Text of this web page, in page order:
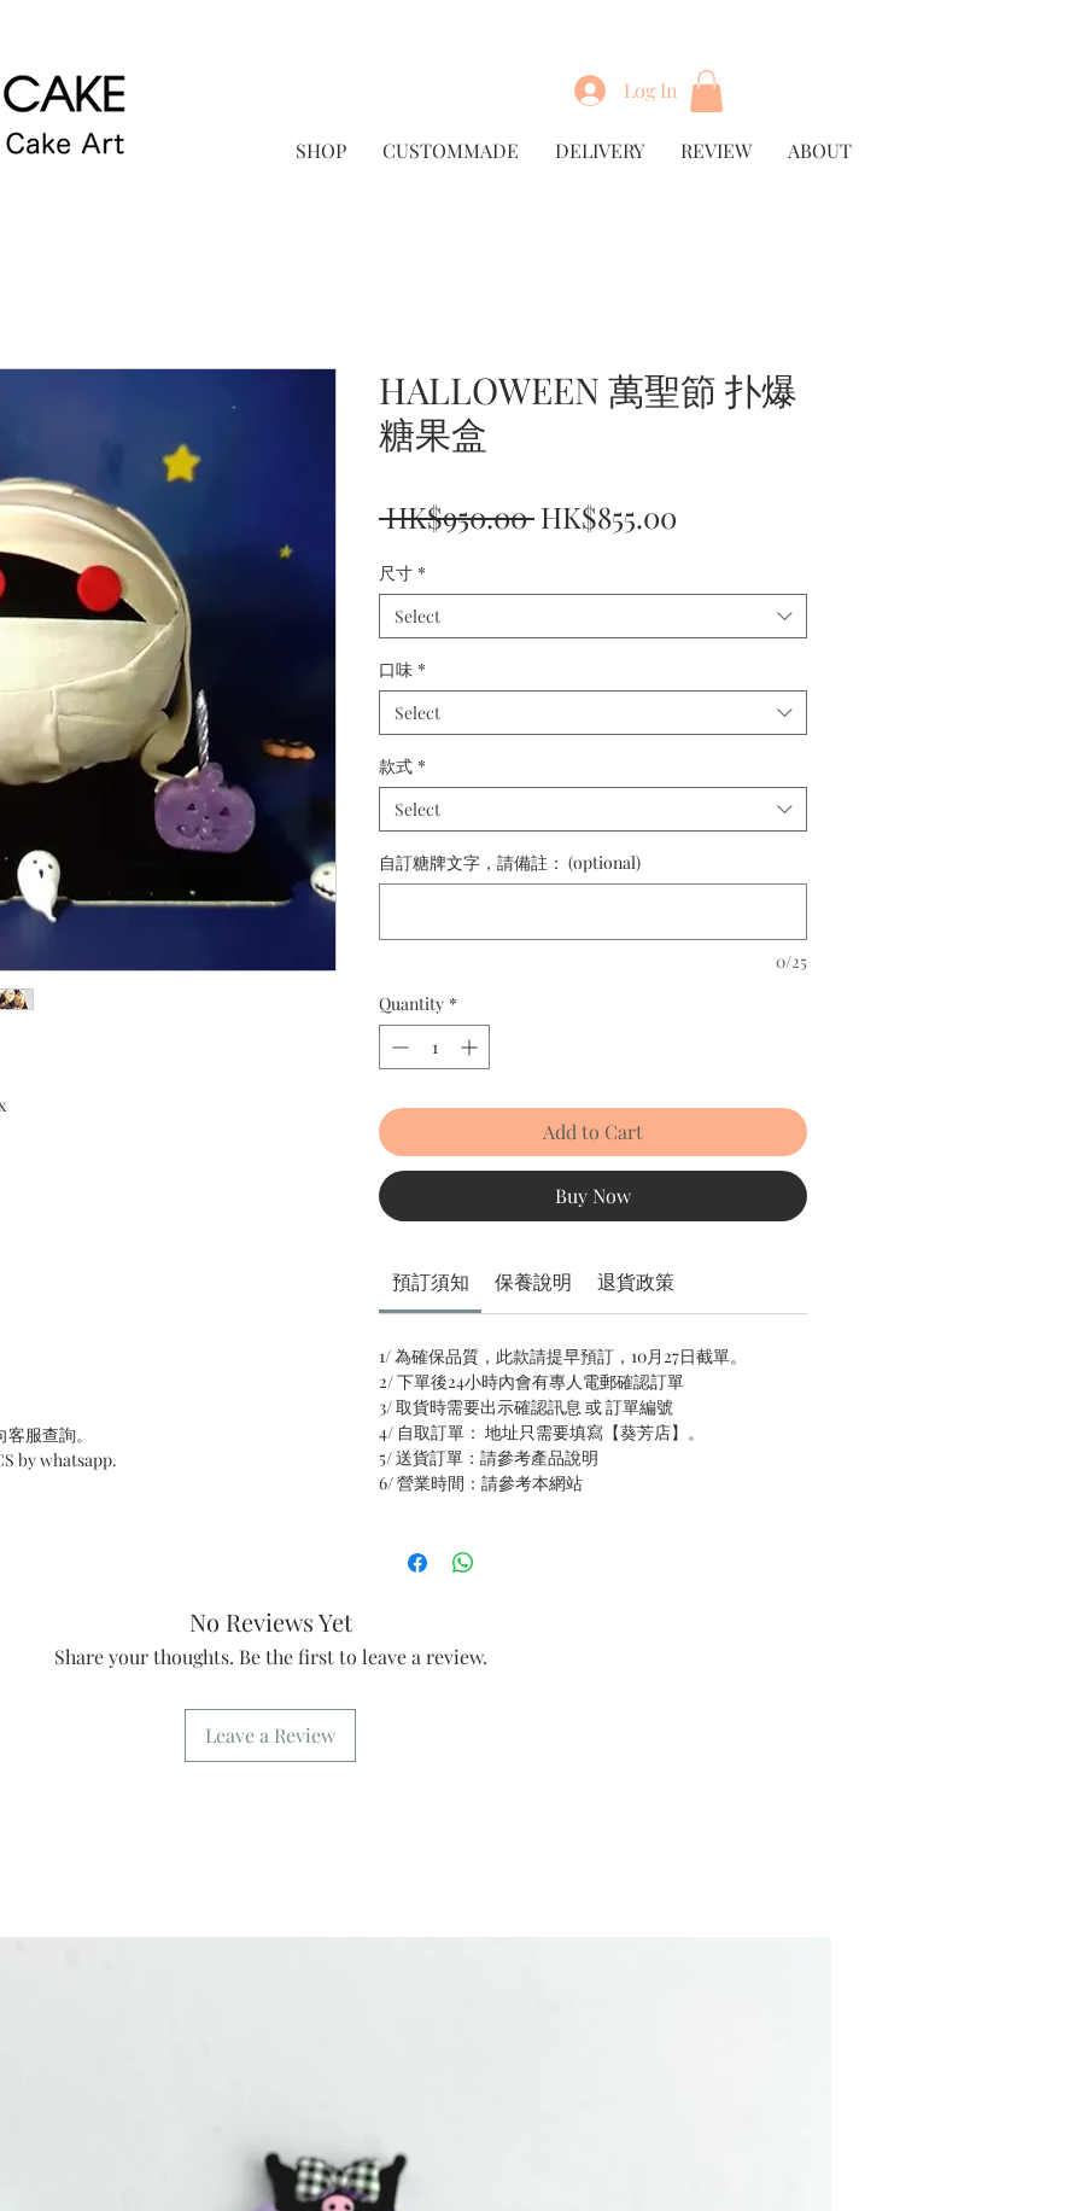
Log In
SHOP CUSTOMMADE DELIVERY REVIEW ABOUT
客服查詢。
by whatsapp.
HALLOWEEN 萬聖節 扑爆
糖果盒
HK$950.00 Regular
HK$855.00
尺寸 *
Select
口味 *
Select
款式 *
Select
自訂糖牌文字，請備註： (optional)
0/25
Quantity *
Add to Cart
Buy Now
預訂須知 保養說明 退貨政策
1/ 為確保品質，此款請提早預訂，10月27日截單。
2/ 下單後24小時內會有專人電郵確認訂單
3/ 取貨時需要出示確認訊息 或 訂單編號
4/ 自取訂單： 地址只需要填寫【葵芳店】。
5/ 送貨訂單：請參考產品說明
6/ 營業時間：請參考本網站
No Reviews Yet
Share your thoughts. Be the first to leave a review.
Leave a Review